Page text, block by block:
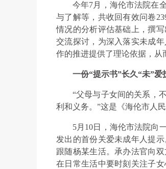
今年7月，海伦市法院在
与了解等，共收回有效问卷
情况的分析评估基础上，撰
交流探讨，为深入落实未成
作的推进提供了理论依据，从
一份“提示书”长久“未”爱
“父母与子女间的关系，
利和义务。”这是《海伦市人
5月10日，海伦市法院向
发出的首份关爱未成年人提
跟随杨某生活。承办法官向
在日常生活中要时刻关注子